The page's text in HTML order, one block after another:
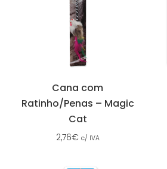
Cana com
Ratinho/Penas – Magic
Cat
2,76€ c/ IVA